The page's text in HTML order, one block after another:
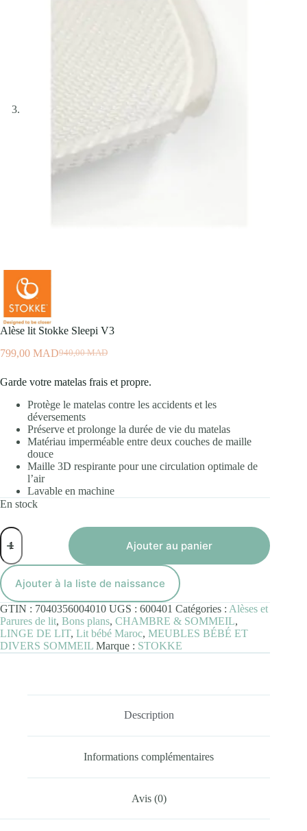
Alèse lit Stokke Sleepi V3
940,00MAD
Le
initial
940,00
MAD.
799,00 MADLe
actuel
799,00
MAD.
Garde votre matelas frais et propre.
Protège le matelas contre les accidents et les
déversements
Préserve et prolonge la durée de vie du matelas
Matériau imperméable entre deux couches de maille
douce
Maille 3D respirante pour une circulation optimale de
l’air
Lavable en machine
En stock
quantité
de
Alèse
lit
Stokke
Sleepi
V3
Ajouter au panier
Ajouter à la liste de naissance
GTIN : 7040356004010 UGS : 600401 Catégories : Alèses et
Parures de lit, Bons plans, CHAMBRE & SOMMEIL,
LINGE DE LIT, Lit bébé Maroc, MEUBLES BÉBÉ ET
DIVERS SOMMEIL Marque : STOKKE
Description
Informations complémentaires
Avis (0)